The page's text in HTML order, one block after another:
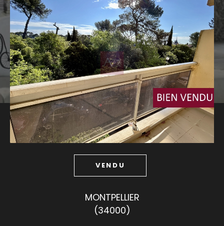
VENDU
MONTPELLIER
(34000)
de
bien
Type de bien
Ville
Budget
Budget
Surface
Surface
Pièces
Pièces
AFFINER LES CRITÈRES